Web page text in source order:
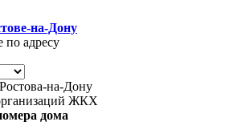
содержанию
на-Дону
адресу
на-Дону
ЖКХ
дома